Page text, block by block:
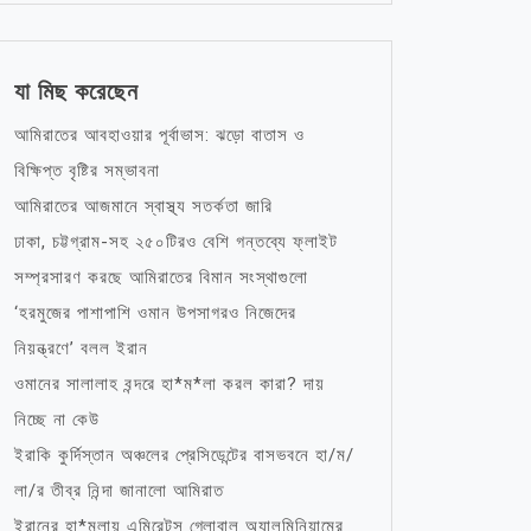
যা মিছ করেছেন
আমিরাতের আবহাওয়ার পূর্বাভাস: ঝড়ো বাতাস ও
বিক্ষিপ্ত বৃষ্টির সম্ভাবনা
আমিরাতের আজমানে স্বাস্থ্য সতর্কতা জারি
ঢাকা, চট্টগ্রাম-সহ ২৫০টিরও বেশি গন্তব্যে ফ্লাইট
সম্প্রসারণ করছে আমিরাতের বিমান সংস্থাগুলো
‘হরমুজের পাশাপাশি ওমান উপসাগরও নিজেদের
নিয়ন্ত্রণে’ বলল ইরান
ওমানের সালালাহ বন্দরে হা*ম*লা করল কারা? দায়
নিচ্ছে না কেউ
ইরাকি কুর্দিস্তান অঞ্চলের প্রেসিডেন্টের বাসভবনে হা/ম/
লা/র তীব্র নিন্দা জানালো আমিরাত
ইরানের হা*মলায় এমিরেটস গ্লোবাল অ্যালুমিনিয়ামের